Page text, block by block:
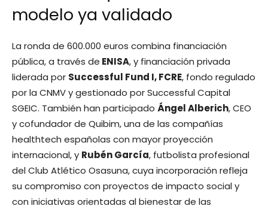
modelo ya validado
La ronda de 600.000 euros combina financiación
pública, a través de ENISA, y financiación privada
liderada por Successful Fund I, FCRE, fondo regulado
por la CNMV y gestionado por Successful Capital
SGEIC. También han participado Ángel Alberich, CEO
y cofundador de Quibim, una de las compañías
healthtech españolas con mayor proyección
internacional, y Rubén García, futbolista profesional
del Club Atlético Osasuna, cuya incorporación refleja
su compromiso con proyectos de impacto social y
con iniciativas orientadas al bienestar de las